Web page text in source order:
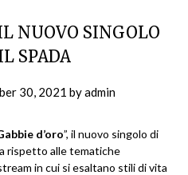
IL NUOVO SINGOLO
SPADA
30, 2021 byadmin
d’oro”, il nuovo singolo di
rispetto alle tematiche
in cui si esaltano stili di vita